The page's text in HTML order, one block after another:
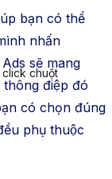
chuột
bạn có thể
nhấn
sẽ mang
thông điệp đó
có chọn đúng
phụ thuộc